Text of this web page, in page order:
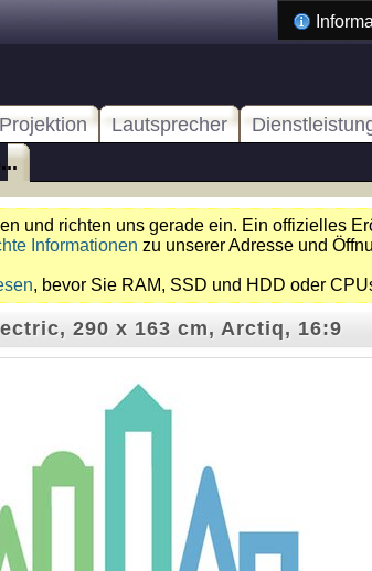
Projektion Lautsprecher
und richten uns gerade ein. Ein offizielles
Informationen zu unserer Adresse und
, bevor Sie RAM, SSD und HDD oder
290 x 163 cm, Arctiq, 16:9